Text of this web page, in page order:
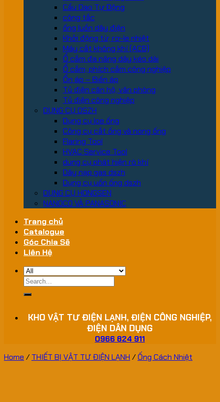
Cầu Dao Tự Động
công tắc
ống luồn dây điện
Khởi động từ, rơ-le nhiệt
Máy cắt không khí (ACB)
Ổ cắm đa năng dây kéo dài
Ổ cắm, phích cắm công nghiệp
Ổn áp – Biến áp
Tủ điện căn hộ, văn phòng
Tủ điện công nghiệp
DỤNG CỤ DSZH
Dụng cụ loe ống
Công cụ cắt ống và nong ống
Flaring Tool
HVAC Service Tool
dung cụ phát hiện rò khí
Dây nạp gas dszh
Dụng cụ uốn ống dszh
DỤNG CỤ HONGSEN
NANOCO VÀ PANASONIC
Trang chủ
Catalogue
Góc Chia Sẽ
Liên Hệ
Search
for:
KHO VẬT TƯ ĐIỆN LẠNH, ĐIỆN CÔNG NGHIỆP,
ĐIỆN DÂN DỤNG
0966 824 911
Home / THIẾT BỊ VẬT TƯ ĐIỆN LẠNH / Ống Cách Nhiệt